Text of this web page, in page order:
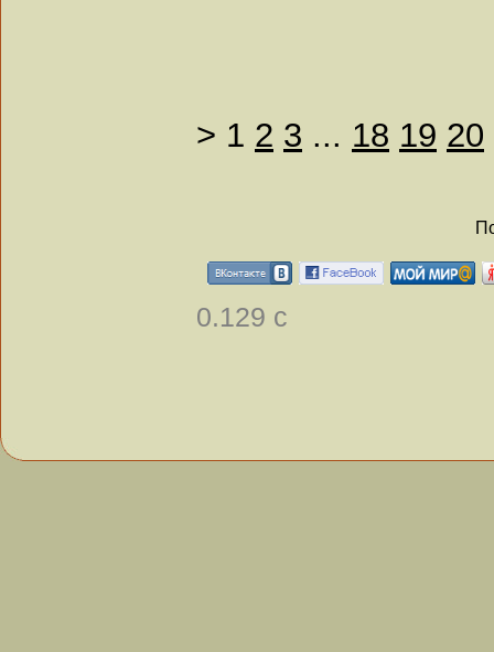
> 1 2 3 ... 18 19 20
0.129 с